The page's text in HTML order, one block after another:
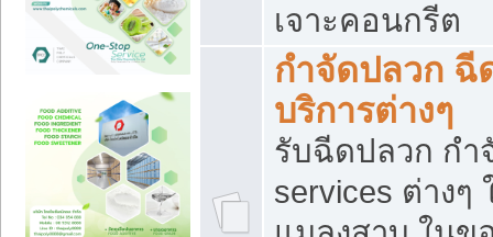
เจาะคอนกรีต
กำจัดปลวก ฉี
บริการต่างๆ
รับฉีดปลวก กำ
services ต่าง